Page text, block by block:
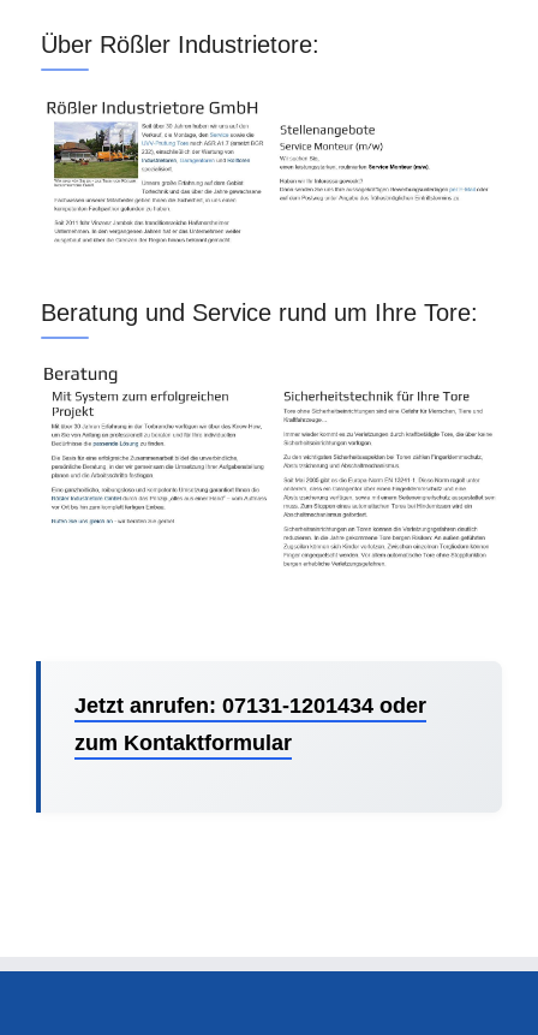
Über Rößler Industrietore:
Beratung und Service rund um Ihre Tore:
Jetzt anrufen: 07131-1201434 oder
zum Kontaktformular